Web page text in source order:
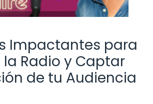
Impactantes para
la Radio y Captar
de tu Audiencia